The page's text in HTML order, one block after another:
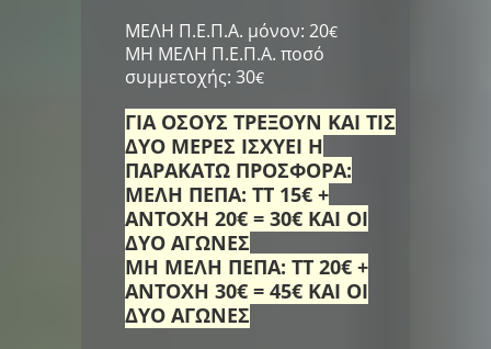
ΜΕΛΗ Π.Ε.Π.Α. μόνον: 20€
MH ΜΕΛΗ Π.Ε.Π.Α. ποσό
συμμετοχής: 30€
ΓΙΑ ΟΣΟΥΣ ΤΡΕΞΟΥΝ ΚΑΙ ΤΙΣ
ΔΥΟ ΜΕΡΕΣ ΙΣΧΥΕΙ Η
ΠΑΡΑΚΑΤΩ ΠΡΟΣΦΟΡΑ:
ΜΕΛΗ ΠΕΠΑ: ΤΤ 15€ +
ΑΝΤΟΧΗ 20€ = 30€ ΚΑΙ ΟΙ
ΔΥΟ ΑΓΩΝΕΣ
ΜΗ ΜΕΛΗ ΠΕΠΑ: ΤΤ 20€ +
ΑΝΤΟΧΗ 30€ = 45€ ΚΑΙ ΟΙ
ΔΥΟ ΑΓΩΝΕΣ